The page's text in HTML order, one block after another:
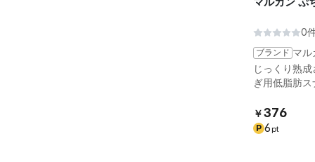
0
ブランド マル
じっくり熟
ぎ用低脂肪
￥376
P 6 pt